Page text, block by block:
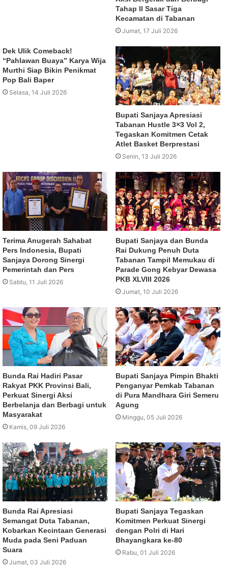
Tahap II Sasar Tiga
Kecamatan di Tabanan
Jumat, 17 Juli 2026
Dek Ulik Comeback!
“Pahlawan Buaya” Karya Wija
Murthi Siap Bikin Penikmat
Pop Bali Baper
Selasa, 14 Juli 2026
Bupati Sanjaya Apresiasi
Tabanan Hustle 3×3 Vol 2,
Tegaskan Komitmen Cetak
Atlet Basket Berprestasi
Senin, 13 Juli 2026
Terima Anugerah Sahabat
Pers Indonesia, Bupati
Sanjaya Dorong Sinergi
Pemerintah dan Pers
Sabtu, 11 Juli 2026
Bupati Sanjaya dan Bunda
Rai Dukung Penuh Duta
Tabanan Tampil Memukau di
Parade Gong Kebyar Dewasa
PKB XLVIII 2026
Jumat, 10 Juli 2026
Bunda Rai Hadiri Pasar
Rakyat PKK Provinsi Bali,
Perkuat Sinergi Aksi
Berbelanja dan Berbagi untuk
Masyarakat
Kamis, 09 Juli 2026
Bupati Sanjaya Pimpin Bhakti
Penganyar Pemkab Tabanan
di Pura Mandhara Giri Semeru
Agung
Minggu, 05 Juli 2026
Bunda Rai Apresiasi
Semangat Duta Tabanan,
Kobarkan Kecintaan Generasi
Muda pada Seni Paduan
Suara
Jumat, 03 Juli 2026
Bupati Sanjaya Tegaskan
Komitmen Perkuat Sinergi
dengan Polri di Hari
Bhayangkara ke-80
Rabu, 01 Juli 2026